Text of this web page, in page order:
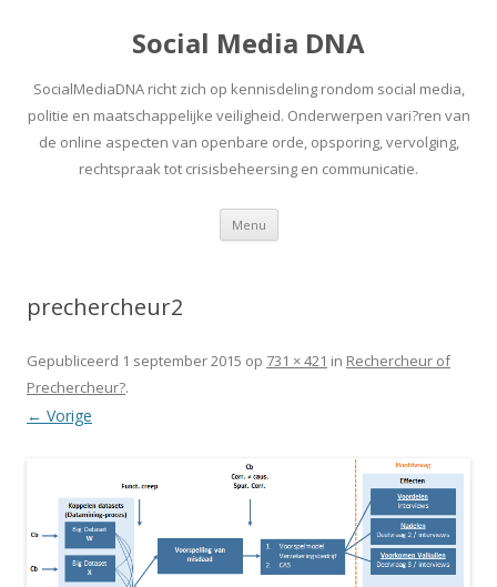
Social Media DNA
SocialMediaDNA richt zich op kennisdeling rondom social media,
politie en maatschappelijke veiligheid. Onderwerpen vari?ren van
de online aspecten van openbare orde, opsporing, vervolging,
rechtspraak tot crisisbeheersing en communicatie.
Menu Spring
inhoud
prechercheur2
Gepubliceerd 1 september 2015 op 731 × 421 in Rechercheur of
Prechercheur?.
← Vorige